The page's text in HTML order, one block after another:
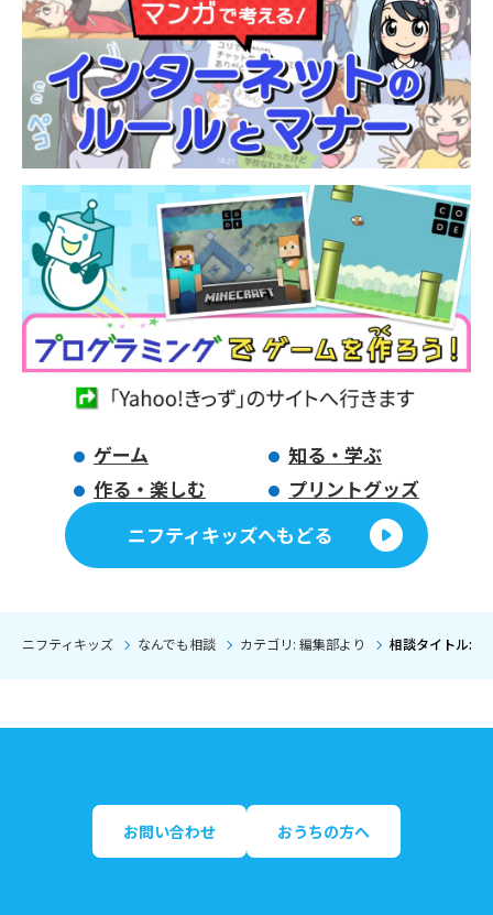
ゲーム
知る・学ぶ
作る・楽しむ
プリントグッズ
ニフティキッズへもどる
ニフティキッズ なんでも相談 カテゴリ: 編集部より 相談タイトル:
お問い合わせ おうちの方へ